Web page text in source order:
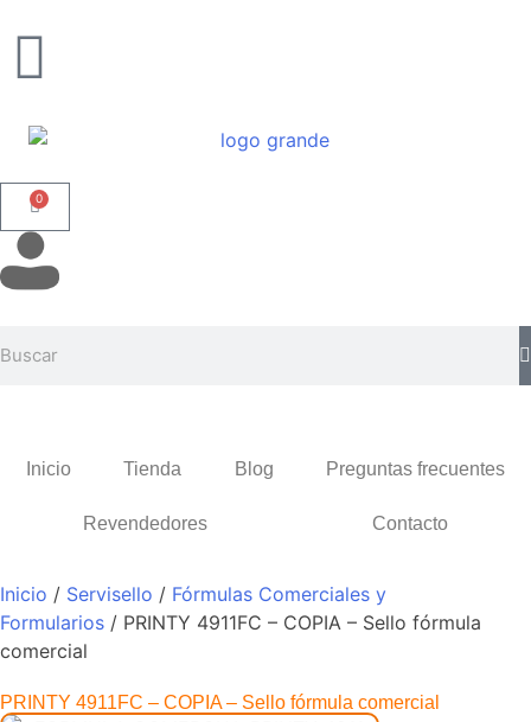
0
Inicio Tienda Blog Preguntas frecuentes
Revendedores Contacto
Inicio / Servisello / Fórmulas Comerciales y
Formularios / PRINTY 4911FC – COPIA – Sello fórmula
comercial
PRINTY 4911FC – COPIA – Sello fórmula comercial